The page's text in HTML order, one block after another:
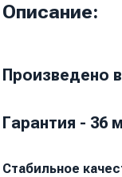
Описание:
Произведено
Гарантия - 36
Стабильное